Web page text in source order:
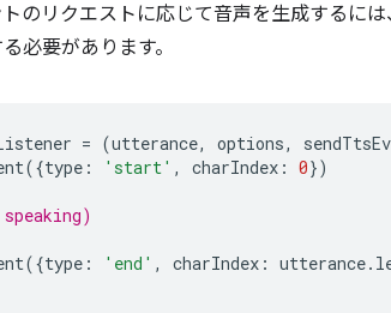
のリクエストに応じて音声を生成するに
必要があります。
= (utterance, options,
({type : 'start' , charIndex : 0})
({type : 'end' , charIndex : utterance.